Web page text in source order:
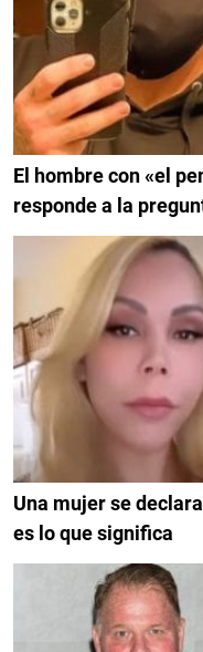
El hombre con «el
responde a la
Una mujer se
es lo que significa